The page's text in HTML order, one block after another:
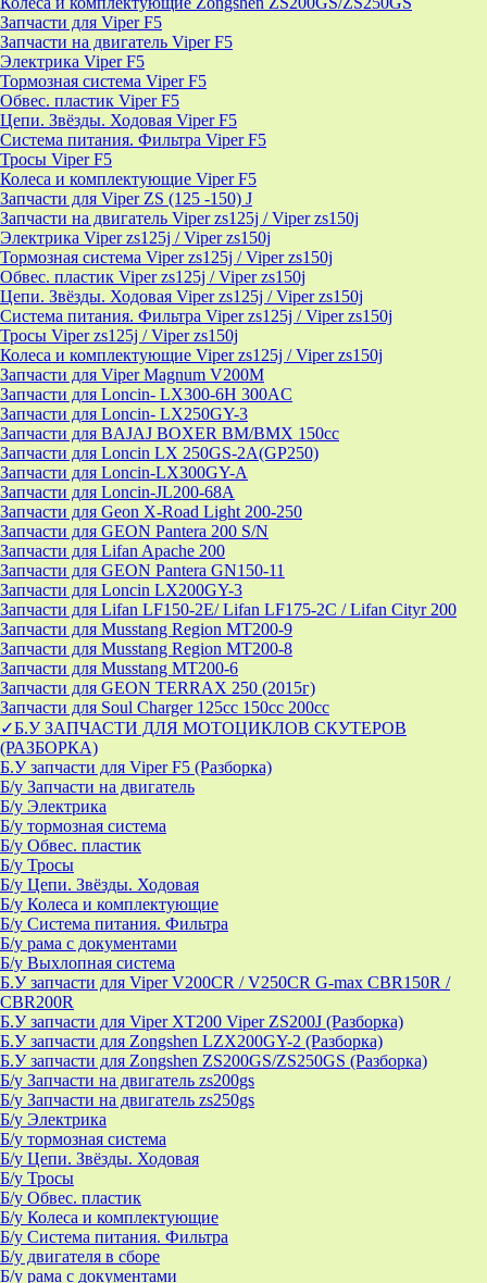
Запчасти для Viper F5
Запчасти на двигатель Viper F5
Электрика Viper F5
Тормозная система Viper F5
Обвес. пластик Viper F5
Цепи. Звёзды. Ходовая Viper F5
Система питания. Фильтра Viper F5
Тросы Viper F5
Колеса и комплектующие Viper F5
Запчасти для Viper ZS (125 -150) J
Запчасти на двигатель Viper zs125j / Viper zs150j
Электрика Viper zs125j / Viper zs150j
Тормозная система Viper zs125j / Viper zs150j
Обвес. пластик Viper zs125j / Viper zs150j
Цепи. Звёзды. Ходовая Viper zs125j / Viper zs150j
Система питания. Фильтра Viper zs125j / Viper zs150j
Тросы Viper zs125j / Viper zs150j
Колеса и комплектующие Viper zs125j / Viper zs150j
Запчасти для Viper Magnum V200M
Запчасти для Loncin- LX300-6H 300AC
Запчасти для Loncin- LX250GY-3
Запчасти для BAJAJ BOXER BM/ВМX 150cc
Запчасти для Loncin LX 250GS-2A(GP250)
Запчасти для Loncin-LX300GY-A
Запчасти для Loncin-JL200-68A
Запчасти для Geon X-Road Light 200-250
Запчасти для GEON Pantera 200 S/N
Запчасти для Lifan Apache 200
Запчасти для GEON Pantera GN150-11
Запчасти для Loncin LX200GY-3
Запчасти для Lifan LF150-2E/ Lifan LF175-2C / Lifan Cityr 200
Запчасти для Musstang Region MT200-9
Запчасти для Musstang Region MT200-8
Запчасти для Musstang MT200-6
Запчасти для GEON TERRAX 250 (2015г)
Запчасти для Soul Charger 125сс 150cc 200сс
✓Б.У ЗАПЧАСТИ ДЛЯ МОТОЦИКЛОВ СКУТЕРОВ
(РАЗБОРКА)
Б.У запчасти для Viper F5 (Разборка)
Б/у Запчасти на двигатель
Б/у Электрика
Б/у тормозная система
Б/у Обвес. пластик
Б/у Тросы
Б/у Цепи. Звёзды. Ходовая
Б/у Колеса и комплектующие
Б/у Система питания. Фильтра
Б/у рама с документами
Б/у Выхлопная система
Б.У запчасти для Viper V200CR / V250CR G-max CBR150R /
CBR200R
Б.У запчасти для Viper XT200 Viper ZS200J (Разборка)
Б.У запчасти для Zongshen LZX200GY-2 (Разборка)
Б.У запчасти для Zongshen ZS200GS/ZS250GS (Разборка)
Б/у Запчасти на двигатель zs200gs
Б/у Запчасти на двигатель zs250gs
Б/у Электрика
Б/у тормозная система
Б/у Цепи. Звёзды. Ходовая
Б/у Тросы
Б/у Обвес. пластик
Б/у Колеса и комплектующие
Б/у Система питания. Фильтра
Б/у двигателя в сборе
Б/у рама с документами